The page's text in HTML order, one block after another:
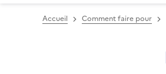
Accueil Comment faire pour